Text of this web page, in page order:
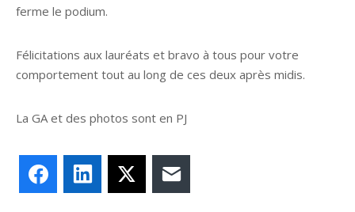
ferme le podium.
Félicitations aux lauréats et bravo à tous pour votre
comportement tout au long de ces deux après midis.
La GA et des photos sont en PJ
FacebookLinkedIn